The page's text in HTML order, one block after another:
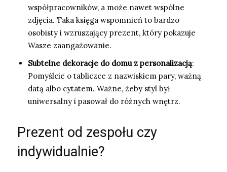
współpracowników, a może nawet wspólne
zdjęcia. Taka księga wspomnień to bardzo
osobisty i wzruszający prezent, który pokazuje
Wasze zaangażowanie.
Subtelne dekoracje do domu z personalizacją:
Pomyślcie o tabliczce z nazwiskiem pary, ważną
datą albo cytatem. Ważne, żeby styl był
uniwersalny i pasował do różnych wnętrz.
Prezent od zespołu czy
indywidualnie?